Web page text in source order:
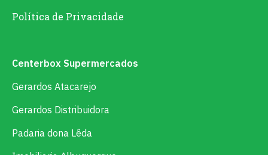
Política de Privacidade
Centerbox Supermercados
Gerardos Atacarejo
Gerardos Distribuidora
Padaria dona Lêda